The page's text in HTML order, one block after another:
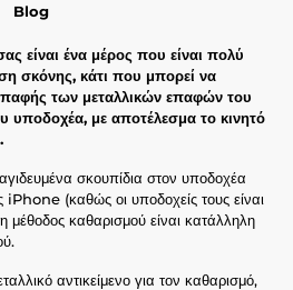
Blog
είναι ένα μέρος που είναι πολύ
σκόνης, κάτι που μπορεί να
των μεταλλικών επαφών του
υποδοχέα, με αποτέλεσμα το κινητό
σκουπίδια στον υποδοχέα
iPhone (καθώς οι υποδοχείς τους είναι
μέθοδος καθαρισμού είναι κατάλληλη
αντικείμενο για τον καθαρισμό,